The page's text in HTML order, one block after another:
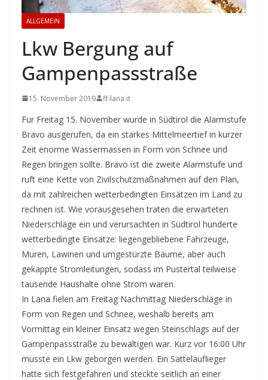
ALLGEMEIN
Lkw Bergung auf
Gampenpassstraße
15. November 2019 ff-lana.it
Für Freitag 15. November wurde in Südtirol die Alarmstufe
Bravo ausgerufen, da ein starkes Mittelmeertief in kurzer
Zeit enorme Wassermassen in Form von Schnee und
Regen bringen sollte. Bravo ist die zweite Alarmstufe und
ruft eine Kette von Zivilschutzmaßnahmen auf den Plan,
da mit zahlreichen wetterbedingten Einsätzen im Land zu
rechnen ist. Wie vorausgesehen traten die erwarteten
Niederschläge ein und verursachten in Südtirol hunderte
wetterbedingte Einsätze: liegengebliebene Fahrzeuge,
Muren, Lawinen und umgestürzte Bäume, aber auch
gekappte Stromleitungen, sodass im Pustertal teilweise
tausende Haushalte ohne Strom waren.
In Lana fielen am Freitag Nachmittag Niederschläge in
Form von Regen und Schnee, weshalb bereits am
Vormittag ein kleiner Einsatz wegen Steinschlags auf der
Gampenpassstraße zu bewältigen war. Kurz vor 16:00 Uhr
musste ein Lkw geborgen werden. Ein Sattelauflieger
hatte sich festgefahren und steckte seitlich an einer